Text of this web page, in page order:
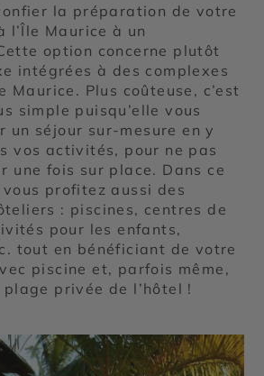
la préparation de votre
l’Île Maurice à un
option concerne plutôt
intégrées à des complexes
Maurice. Plus coûteuse, c’est
simple puisqu’elle vous
un séjour sur-mesure en y
vos activités, pour ne pas
une fois sur place. Dans ce
profitez aussi des
: piscines, centres de
pour les enfants,
tout en bénéficiant de votre
piscine et, parfois même,
plage privée de l’hôtel !